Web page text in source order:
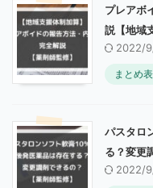
プレアボ
説【地域
2022/
まとめ
パスタロ
る？変更
2022/